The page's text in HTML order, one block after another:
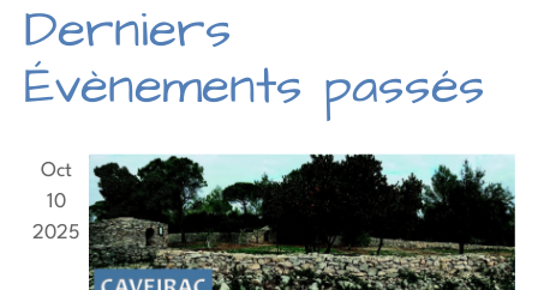
de
une
date.
Derniers
Évènements passés
Oct
10
2025